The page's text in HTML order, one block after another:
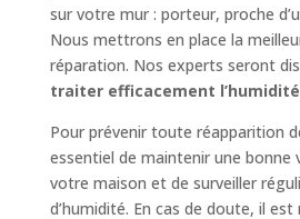
sur votre mur : porteur, proche
Nous mettrons en place la
réparation. Nos experts seront
traiter efficacement
Pour prévenir toute réapparition
essentiel de maintenir une bonne
votre maison et de surveiller
d’humidité. En cas de doute, il